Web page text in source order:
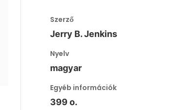
Szerző
Jerry B. Jenkins
Nyelv
magyar
Egyéb információk
399 o.